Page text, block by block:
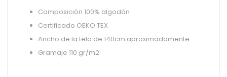
Composición 100% algodón
Certificado OEKO TEX
Ancho de la tela de 140cm aproximadamente
Gramaje 110 gr/m2